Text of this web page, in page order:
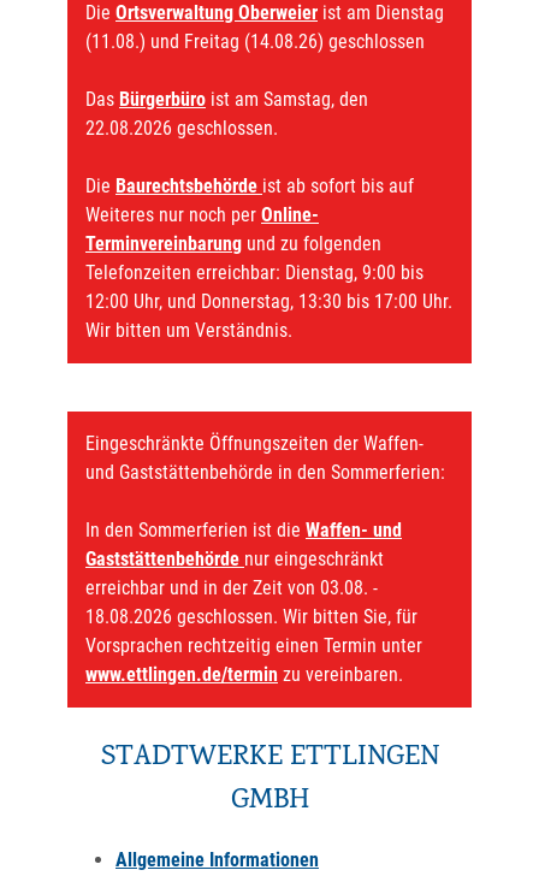
Die Ortsverwaltung Oberweier ist am Dienstag
(11.08.) und Freitag (14.08.26) geschlossen
Das Bürgerbüro ist am Samstag, den
22.08.2026 geschlossen.
Die Baurechtsbehörde ist ab sofort bis auf
Weiteres nur noch per Online-
Terminvereinbarung und zu folgenden
Telefonzeiten erreichbar: Dienstag, 9:00 bis
12:00 Uhr, und Donnerstag, 13:30 bis 17:00 Uhr.
Wir bitten um Verständnis.
Eingeschränkte Öffnungszeiten der Waffen-
und Gaststättenbehörde in den Sommerferien:
In den Sommerferien ist die Waffen- und
Gaststättenbehörde nur eingeschränkt
erreichbar und in der Zeit von 03.08. -
18.08.2026 geschlossen. Wir bitten Sie, für
Vorsprachen rechtzeitig einen Termin unter
www.ettlingen.de/termin zu vereinbaren.
STADTWERKE ETTLINGEN
GMBH
Allgemeine Informationen